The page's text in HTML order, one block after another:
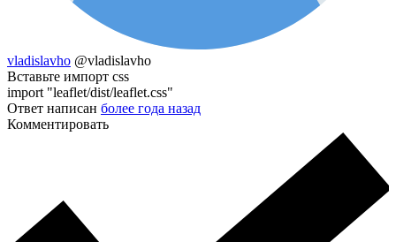
vladislavho @vladislavho
Вставьте импорт css
import "leaflet/dist/leaflet.css"
Ответ написан более года назад
Комментировать